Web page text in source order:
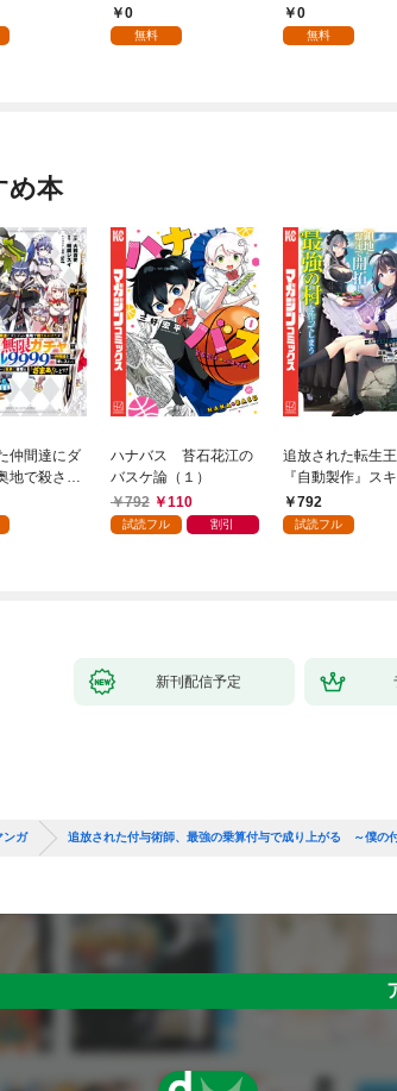
の支援魔術
棒だと魔術
0
無料
0
無料
め本
仲間達にダ
地で殺され
フト『無限
レベル９９
ハナバス 苔石花江の
バスケ論（１）
792
110
試読フル 割引
追放された転生王
『自動製作』スキ
領地を爆速で開拓
強の村を作ってし
792
試読フル
新刊配信予定
ンガ 追放された付与術師、最強の乗算付与で成り上がる ～僕の